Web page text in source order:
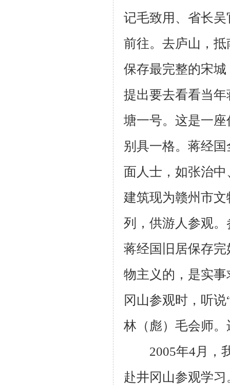
记毛致用、省长
前往。去庐山，
保存最完整的宋
提出要去看看当
塘一号。这是一
别具一格。蒋经
面人士，如张治
建筑现为赣州市
列，供游人参观
蒋经国旧居保存
物主义的，是实
冈山参观时，听
林（彪）毛会师
2005年4月，
赴井冈山参观学